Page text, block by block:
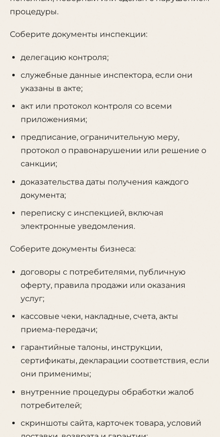
процедуры.
Соберите документы инспекции:
делегацию контроля;
служебные данные инспектора, если они
указаны в акте;
акт или протокол контроля со всеми
приложениями;
предписание, ограничительную меру,
протокол о правонарушении или решение о
санкции;
доказательства даты получения каждого
документа;
переписку с инспекцией, включая
электронные уведомления.
Соберите документы бизнеса:
договоры с потребителями, публичную
оферту, правила продажи или оказания
услуг;
кассовые чеки, накладные, счета, акты
приема-передачи;
гарантийные талоны, инструкции,
сертификаты, декларации соответствия, если
они применимы;
внутренние процедуры обработки жалоб
потребителей;
скриншоты сайта, карточек товара, условий